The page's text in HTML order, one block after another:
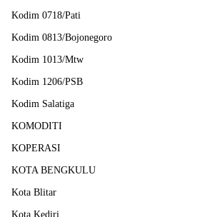
Kodim 0718/Pati
Kodim 0813/Bojonegoro
Kodim 1013/Mtw
Kodim 1206/PSB
Kodim Salatiga
KOMODITI
KOPERASI
KOTA BENGKULU
Kota Blitar
Kota Kediri